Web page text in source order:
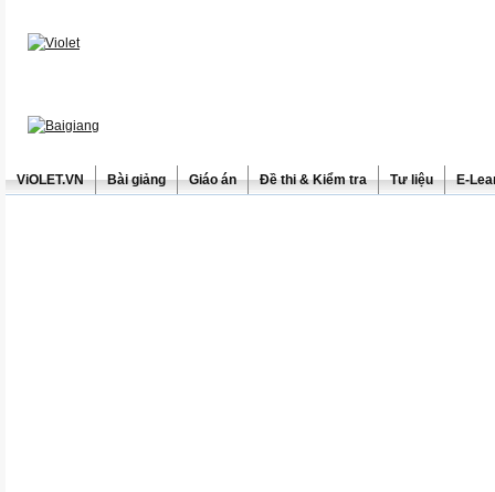
ViOLET.VN Bài giảng Giáo án Đề thi & Kiểm tra Tư liệu E-